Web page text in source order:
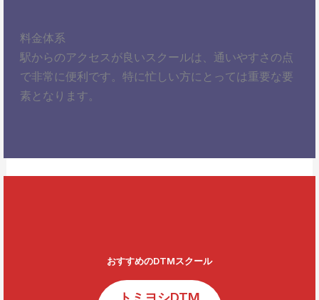
料金体系
駅からのアクセスが良いスクールは、通いやすさの点
で非常に便利です。特に忙しい方にとっては重要な要
素となります。
おすすめのDTMスクール